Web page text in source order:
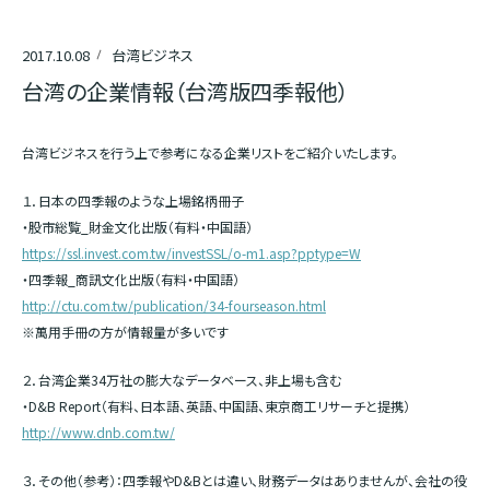
2017.10.08 台湾ビジネス
台湾の企業情報（台湾版四季報他）
台湾ビジネスを行う上で参考になる企業リストをご紹介いたします。
１．日本の四季報のような上場銘柄冊子
・股市総覧_財金文化出版（有料・中国語）
https://ssl.invest.com.tw/investSSL/o-m1.asp?pptype=W
・四季報_商訊文化出版（有料・中国語）
http://ctu.com.tw/publication/34-fourseason.html
※萬用手冊の方が情報量が多いです
２．台湾企業34万社の膨大なデータベース、非上場も含む
・D&B Report（有料、日本語、英語、中国語、東京商工リサーチと提携）
http://www.dnb.com.tw/
３．その他（参考）：四季報やD&Bとは違い、財務データはありませんが、会社の役